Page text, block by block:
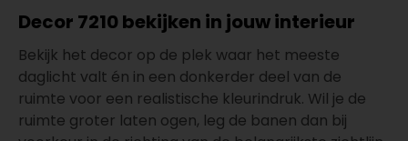
Decor 7210 bekijken in jouw interieur
Bekijk het decor op de plek waar het meeste
daglicht valt én in een donkerder deel van de
ruimte voor een realistische kleurindruk. Wil je de
ruimte groter laten ogen, leg de banen dan bij